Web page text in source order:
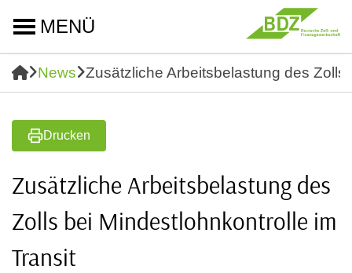
MENÜ
News Zusätzliche Arbeitsbelastung des
Drucken
Zusätzliche Arbeitsbelastung des
Zolls bei Mindestlohnkontrolle im
Transit